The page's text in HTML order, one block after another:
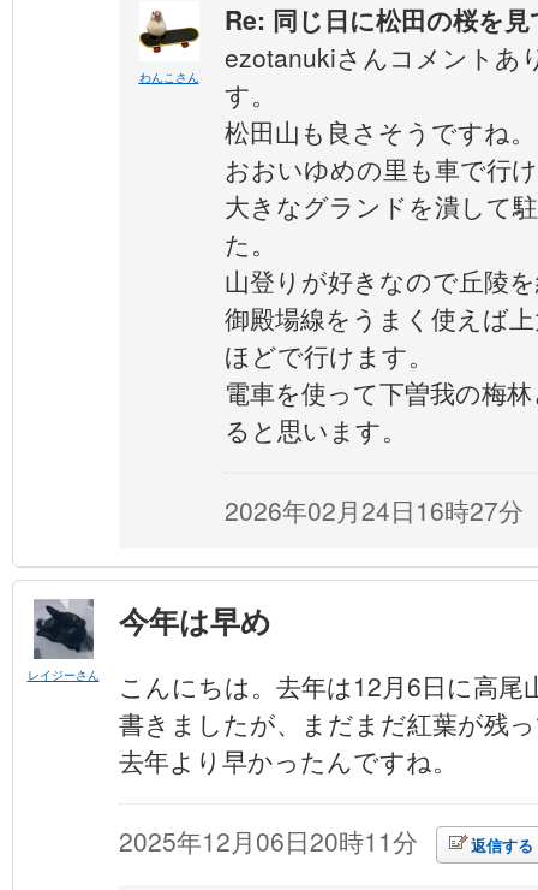
わんこさん
Re: 同じ日に松田の桜を
ezotanukiさんコメントあ
す。
松田山も良さそうですね。
おおいゆめの里も車で行
大きなグランドを潰して
た。
山登りが好きなので丘陵
御殿場線をうまく使えば
ほどで行けます。
電車を使って下曽我の梅
ると思います。
2026年02月24日16時27分
レイジーさん
今年は早め
こんにちは。去年は12月6日に高尾
書きましたが、まだまだ紅葉が残
去年より早かったんですね。
2025年12月06日20時11分 返信する